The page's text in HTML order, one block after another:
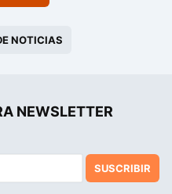
NOTICIAS
NEWSLETTER
SUSCRIBIR